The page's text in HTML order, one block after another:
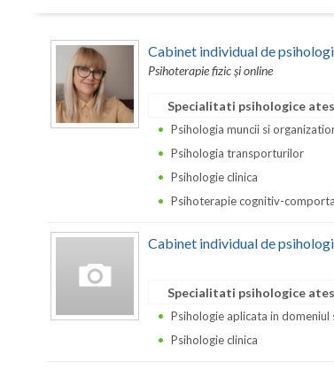
Cabinet individual de
Psihoterapie fizic și online
Specialitati psihologice
Psihologia muncii si
Psihologia transporturilor
Psihologie clinica
Psihoterapie cognitiv-
Cabinet individual de
Specialitati psihologice
Psihologie aplicata in
Psihologie clinica